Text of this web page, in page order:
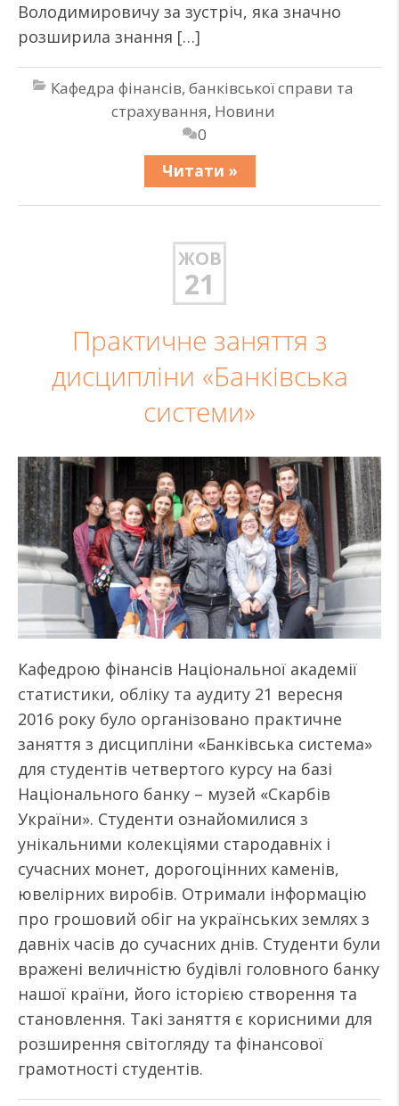
Володимировичу за зустріч, яка значно
розширила знання […]
Кафедра фінансів, банківської справи та
страхування, Новини
0
Читати »
ЖОВ
21
Практичне заняття з
дисципліни «Банківська
системи»
Кафедрою фінансів Національної академії
статистики, обліку та аудиту 21 вересня
2016 року було організовано практичне
заняття з дисципліни «Банківська система»
для студентів четвертого курсу на базі
Національного банку – музей «Скарбів
України». Студенти ознайомилися з
унікальними колекціями стародавніх і
сучасних монет, дорогоцінних каменів,
ювелірних виробів. Отримали інформацію
про грошовий обіг на українських землях з
давніх часів до сучасних днів. Студенти були
вражені величністю будівлі головного банку
нашої країни, його історією створення та
становлення. Такі заняття є корисними для
розширення світогляду та фінансової
грамотності студентів.